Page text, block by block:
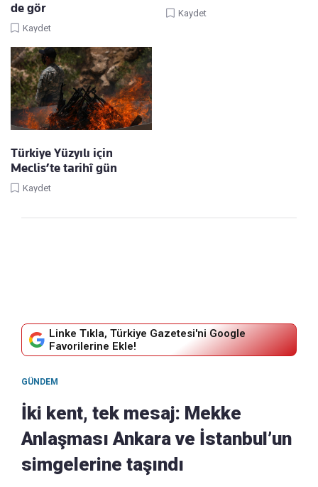
de gör
Kaydet
Kaydet
Türkiye Yüzyılı için
Meclis’te tarihî gün
Kaydet
Linke Tıkla, Türkiye Gazetesi'ni Google
Favorilerine Ekle!
GÜNDEM
İki kent, tek mesaj: Mekke
Anlaşması Ankara ve İstanbul’un
simgelerine taşındı